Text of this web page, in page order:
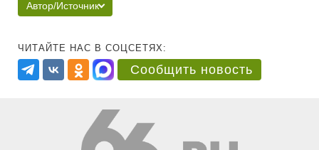
Автор/Источник
ЧИТАЙТЕ НАС В СОЦСЕТЯХ:
Сообщить новость